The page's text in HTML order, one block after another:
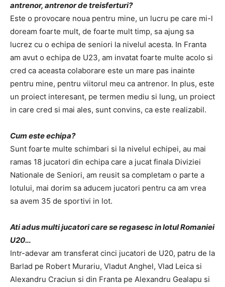
antrenor, antrenor de treisferturi?
Este o provocare noua pentru mine, un lucru pe care mi-l
doream foarte mult, de foarte mult timp, sa ajung sa
lucrez cu o echipa de seniori la nivelul acesta. In Franta
am avut o echipa de U23, am invatat foarte multe acolo si
cred ca aceasta colaborare este un mare pas inainte
pentru mine, pentru viitorul meu ca antrenor. In plus, este
un proiect interesant, pe termen mediu si lung, un proiect
in care cred si mai ales, sunt convins, ca este realizabil.
Cum este echipa?
Sunt foarte multe schimbari si la nivelul echipei, au mai
ramas 18 jucatori din echipa care a jucat finala Diviziei
Nationale de Seniori, am reusit sa completam o parte a
lotului, mai dorim sa aducem jucatori pentru ca am vrea
sa avem 35 de sportivi in lot.
Ati adus multi jucatori care se regasesc in lotul Romaniei
U20…
Intr-adevar am transferat cinci jucatori de U20, patru de la
Barlad pe Robert Murariu, Vladut Anghel, Vlad Leica si
Alexandru Craciun si din Franta pe Alexandru Gealapu si